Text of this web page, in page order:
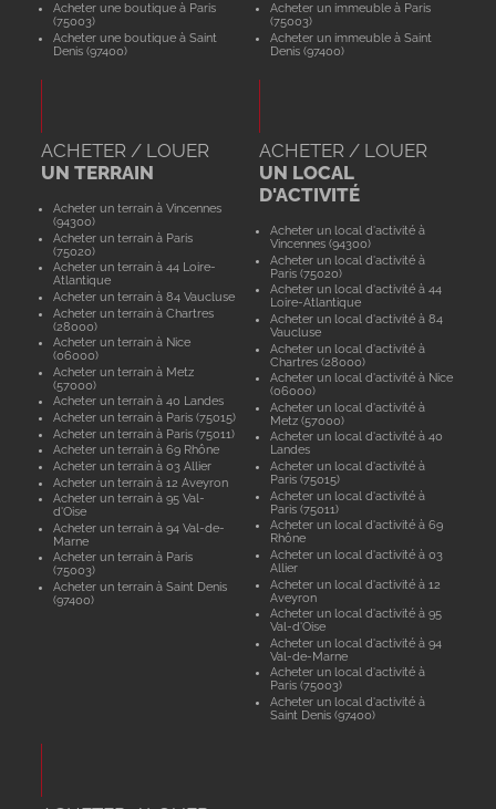
Acheter une boutique à Paris
(75003)
Acheter une boutique à Saint
Denis (97400)
Acheter un immeuble à Paris
(75003)
Acheter un immeuble à Saint
Denis (97400)
ACHETER / LOUER
UN TERRAIN
Acheter un terrain à Vincennes
(94300)
Acheter un terrain à Paris
(75020)
Acheter un terrain à 44 Loire-
Atlantique
Acheter un terrain à 84 Vaucluse
Acheter un terrain à Chartres
(28000)
Acheter un terrain à Nice
(06000)
Acheter un terrain à Metz
(57000)
Acheter un terrain à 40 Landes
Acheter un terrain à Paris (75015)
Acheter un terrain à Paris (75011)
Acheter un terrain à 69 Rhône
Acheter un terrain à 03 Allier
Acheter un terrain à 12 Aveyron
Acheter un terrain à 95 Val-
d'Oise
Acheter un terrain à 94 Val-de-
Marne
Acheter un terrain à Paris
(75003)
Acheter un terrain à Saint Denis
(97400)
ACHETER / LOUER
UN LOCAL
D'ACTIVITÉ
Acheter un local d'activité à
Vincennes (94300)
Acheter un local d'activité à
Paris (75020)
Acheter un local d'activité à 44
Loire-Atlantique
Acheter un local d'activité à 84
Vaucluse
Acheter un local d'activité à
Chartres (28000)
Acheter un local d'activité à Nice
(06000)
Acheter un local d'activité à
Metz (57000)
Acheter un local d'activité à 40
Landes
Acheter un local d'activité à
Paris (75015)
Acheter un local d'activité à
Paris (75011)
Acheter un local d'activité à 69
Rhône
Acheter un local d'activité à 03
Allier
Acheter un local d'activité à 12
Aveyron
Acheter un local d'activité à 95
Val-d'Oise
Acheter un local d'activité à 94
Val-de-Marne
Acheter un local d'activité à
Paris (75003)
Acheter un local d'activité à
Saint Denis (97400)